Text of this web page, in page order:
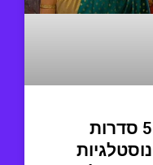
5 סדרות
נוסטלגיות